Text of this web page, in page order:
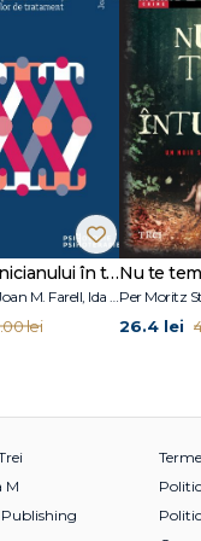
writing și
A lucrat 15 ani în
și altele), proză
pentru copii
A fost distins cu Hubert
și două pisici (Madam și
Trei a mai apărut
Ghidul clinicianului în terapia schemelor
lei
Nu te
Per Moritz
26.4 lei
M
Publishing